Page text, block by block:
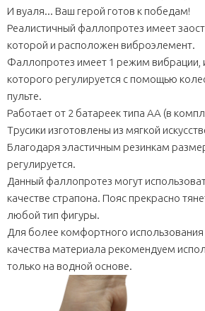
И вуаля... Ваш герой готов к победам!
Реалистичный фаллопротез имеет
которой и расположен виброэлемент.
Фаллопротез имеет 1 режим вибрации,
которого регулируется с помощью
пульте.
Работает от 2 батареек типа АА (в
Трусики изготовлены из мягкой
Благодаря эластичным резинкам
регулируется.
Данный фаллопротез могут
качестве страпона. Пояс прекрасно
любой тип фигуры.
Для более комфортного использования
качества материала рекомендуем
только на водной основе.